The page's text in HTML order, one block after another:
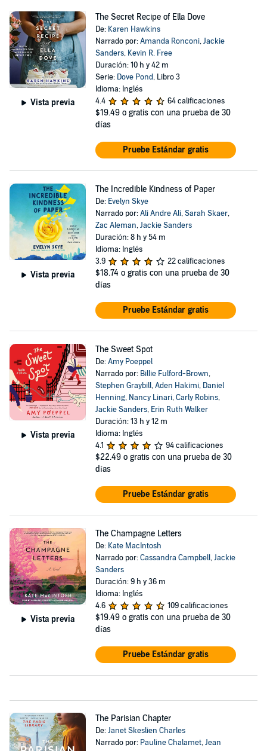
Vista previa
The Secret Recipe of Ella Dove
De: Karen Hawkins
Narrado por:Amanda Ronconi,Jackie
Sanders, Kevin R. Free
Duración: 10 h y 42 m
Serie: Dove Pond, Libro 3
Idioma: Inglés
4.4
64 calificaciones
$19.49 o gratis con una prueba de 30
días
Pruebe Estándar gratis
Vista previa
The Incredible Kindness of Paper
De: Evelyn Skye
Narrado por:Ali Andre Ali,Sarah Skaer,
Zac Aleman,Jackie Sanders
Duración: 8 h y 54 m
Idioma: Inglés
3.9
22 calificaciones
$18.74 o gratis con una prueba de 30
días
Pruebe Estándar gratis
Vista previa
The Sweet Spot
De:Amy Poeppel
Narrado por: Billie Fulford-Brown,
Stephen Graybill,Aden Hakimi, Daniel
Henning, Nancy Linari,Carly Robins,
Jackie Sanders, Erin Ruth Walker
Duración: 13 h y 12 m
Idioma: Inglés
4.1
94 calificaciones
$22.49 o gratis con una prueba de 30
días
Pruebe Estándar gratis
Vista previa
The Champagne Letters
De: Kate MacIntosh
Narrado por:Cassandra Campbell,Jackie
Sanders
Duración: 9 h y 36 m
Idioma: Inglés
4.6
109 calificaciones
$19.49 o gratis con una prueba de 30
días
Pruebe Estándar gratis
The Parisian Chapter
De:Janet Skeslien Charles
Narrado por: Pauline Chalamet,Jean